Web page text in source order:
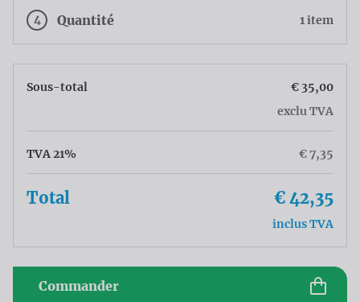
4 Quantité 1 item
Sous-total
€ 35,00
exclu TVA
TVA 21% € 7,35
Total € 42,35
inclus TVA
Commander